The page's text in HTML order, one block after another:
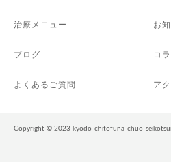
治療メニュー お
ブログ コ
よくあるご質問 ア
Copyright © 2023 kyodo-chitofuna-chuo-